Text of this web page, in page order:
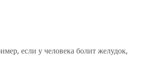
если у человека болит желудок,